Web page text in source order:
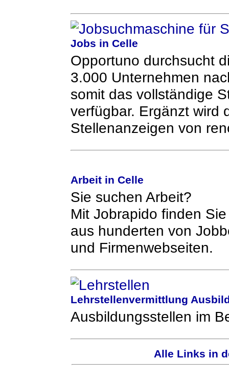
Jobs in Celle
Opportuno durchsucht
3.000 Unternehmen
somit das vollständige
verfügbar. Ergänzt wird
Stellenanzeigen von
Arbeit in Celle
Sie suchen Arbeit?
Mit Jobrapido finden
aus hunderten von
und Firmenwebseiten.
Lehrstellenvermittlung
Ausbildungsstellen im
Alle Links in